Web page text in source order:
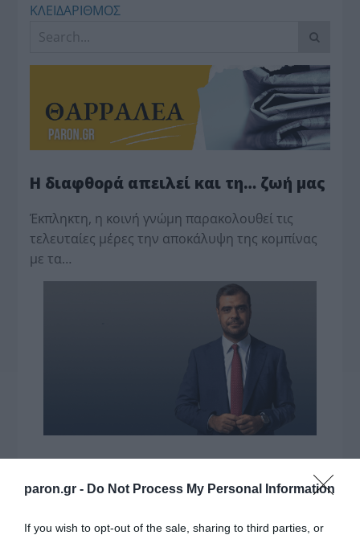
paron.gr - Do Not Process My Personal Information
If you wish to opt-out of the sale, sharing to third parties, or
ΚΛΕΙΔΑΡΙΘΜΟΣ
Η διαφθορά απειλεί και τη… ζωή μας
Έκπληκτη, η κοινή γνώμη παρακολουθεί τις
τελευταίες μέρες την αποκάλυψη της κο­μπίνας
με τα…